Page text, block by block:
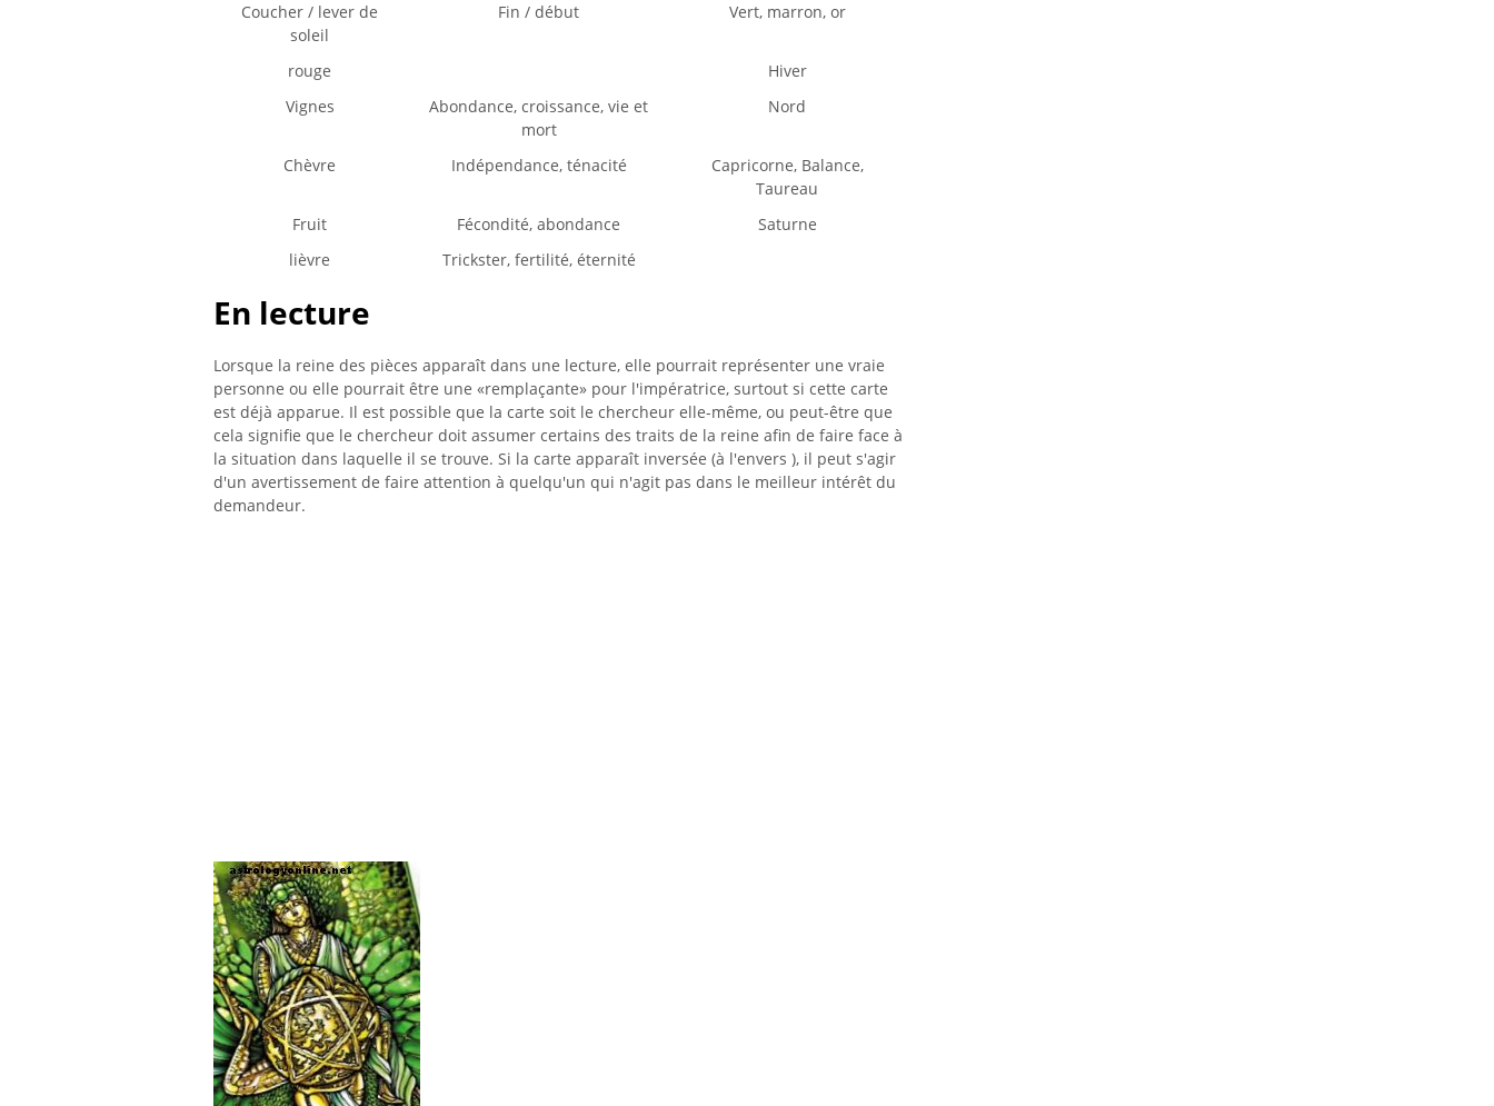
Coucher / lever de
soleil
Fin / début Vert, marron, or
rouge
Hiver
Vignes
Abondance, croissance, vie et
mort
Nord
Chèvre Indépendance, ténacité
Capricorne, Balance,
Taureau
Fruit
Fécondité, abondance
Saturne
lièvre
Trickster, fertilité, éternité
En lecture
Lorsque la reine des pièces apparaît dans une lecture, elle pourrait représenter une vraie
personne ou elle pourrait être une «remplaçante» pour l'impératrice, surtout si cette carte
est déjà apparue. Il est possible que la carte soit le chercheur elle-même, ou peut-être que
cela signifie que le chercheur doit assumer certains des traits de la reine afin de faire face à
la situation dans laquelle il se trouve. Si la carte apparaît inversée (à l'envers ), il peut s'agir
d'un avertissement de faire attention à quelqu'un qui n'agit pas dans le meilleur intérêt du
demandeur.